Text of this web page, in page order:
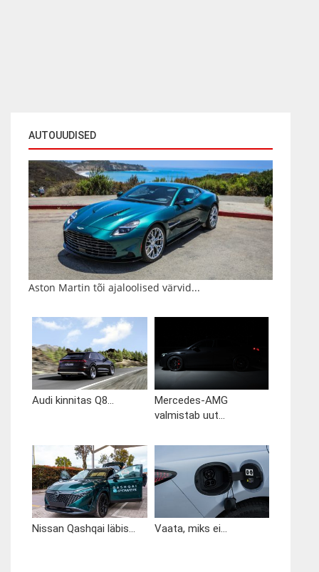
AUTOUUDISED
Aston Martin tõi ajaloolised värvid...
Audi kinnitas Q8...
Mercedes-AMG
valmistab uut...
Nissan Qashqai läbis... Vaata, miks ei...